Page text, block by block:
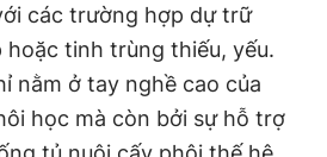
các trường hợp dự trữ
tinh trùng thiếu, yếu.
nằm ở tay nghề cao của
học mà còn bởi sự hỗ trợ